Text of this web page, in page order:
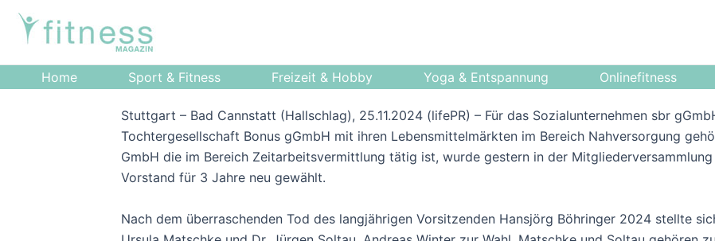
Zum
Inhalt
Home
Sport & Fitness Freizeit & Hobby Yoga & Entspannung Onlinefitness
Stuttgart – Bad Cannstatt (Hallschlag), 25.11.2024 (lifePR) – Für das Sozialunternehmen sbr
Tochtergesellschaft Bonus gGmbH mit ihren Lebensmittelmärkten im Bereich Nahversorgung
GmbH die im Bereich Zeitarbeitsvermittlung tätig ist, wurde gestern in der
Vorstand für 3 Jahre neu gewählt.
Nach dem überraschenden Tod des langjährigen Vorsitzenden Hansjörg Böhringer 2024 stellte
navigation